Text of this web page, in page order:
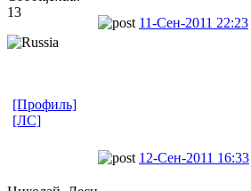
13
11-Сен-2011 22:23
[Профиль]
[ЛС]
12-Сен-2011 16:33